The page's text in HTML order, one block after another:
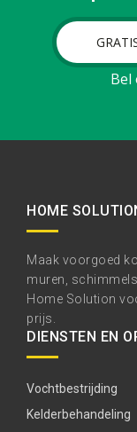
Bel
HOME
Maak voorgoed
muren,
Home Solution
prijs.
DIENSTEN EN
Vochtbestrijding
Kelderbehandeling